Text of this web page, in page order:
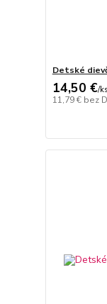
Detské
14,50 €/ks
11,79 € bez